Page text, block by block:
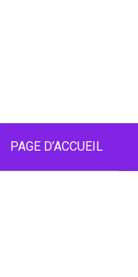
PAGE D’ACCUEIL